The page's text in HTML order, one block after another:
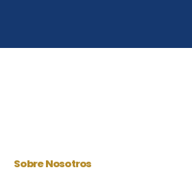
Sobre Nosotros